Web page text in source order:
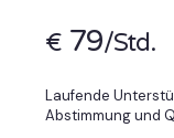
€ 79/Std.
Laufende
Abstimmung und